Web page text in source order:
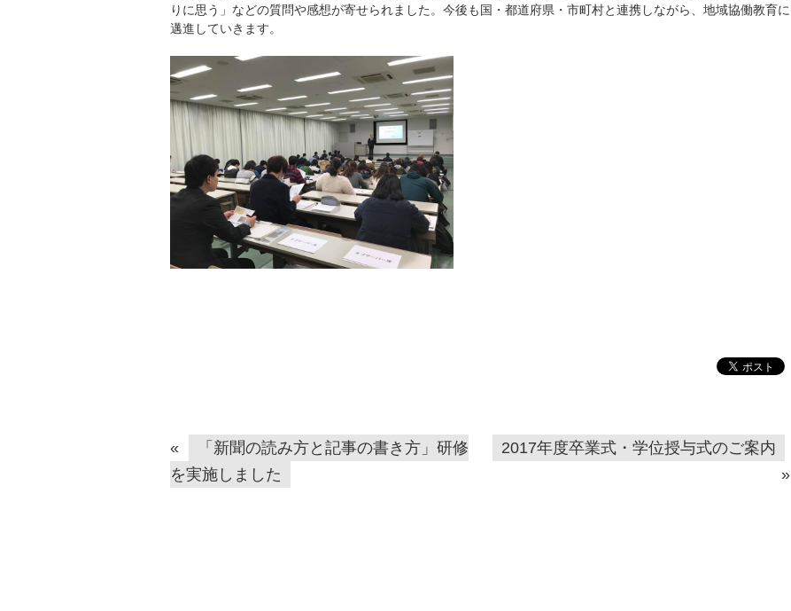
りに思う」などの質問や感想が寄せられました。今後も国・都道府県・市町村と連携しながら、地域協働教育に
邁進していきます。
«
「新聞の読み方と記事の書き方」研修
を実施しました
2017年度卒業式・学位授与式のご案内
»